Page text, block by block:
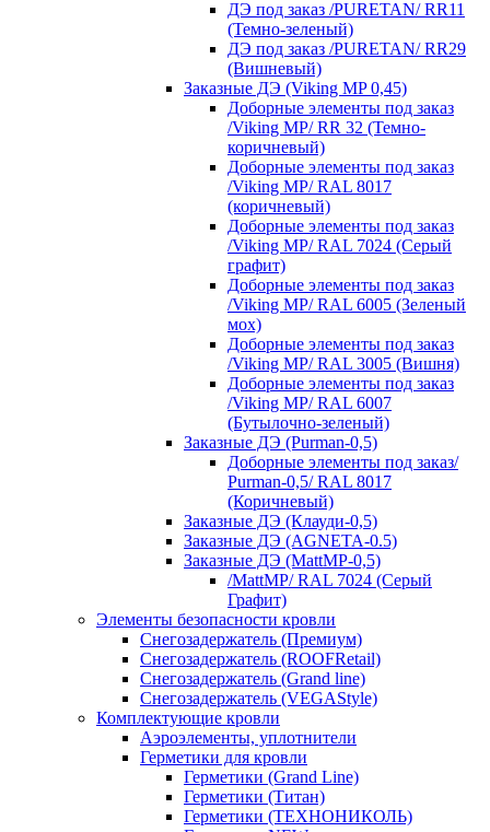
ДЭ под заказ /PURETAN/ RR11
(Темно-зеленый)
ДЭ под заказ /PURETAN/ RR29
(Вишневый)
Заказные ДЭ (Viking MP 0,45)
Доборные элементы под заказ
/Viking MP/ RR 32 (Темно-
коричневый)
Доборные элементы под заказ
/Viking MP/ RAL 8017
(коричневый)
Доборные элементы под заказ
/Viking MP/ RAL 7024 (Серый
графит)
Доборные элементы под заказ
/Viking MP/ RAL 6005 (Зеленый
мох)
Доборные элементы под заказ
/Viking MP/ RAL 3005 (Вишня)
Доборные элементы под заказ
/Viking MP/ RAL 6007
(Бутылочно-зеленый)
Заказные ДЭ (Purman-0,5)
Доборные элементы под заказ/
Purman-0,5/ RAL 8017
(Коричневый)
Заказные ДЭ (Клауди-0,5)
Заказные ДЭ (AGNETA-0.5)
Заказные ДЭ (MattMP-0,5)
/MattMP/ RAL 7024 (Серый
Графит)
Элементы безопасности кровли
Снегозадержатель (Премиум)
Снегозадержатель (ROOFRetail)
Снегозадержатель (Grand line)
Снегозадержатель (VEGAStyle)
Комплектующие кровли
Аэроэлементы, уплотнители
Герметики для кровли
Герметики (Grand Line)
Герметики (Титан)
Герметики (ТЕХНОНИКОЛЬ)